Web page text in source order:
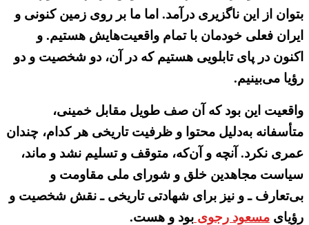
بتوان از این ناگزیری درآمد. اما ما بر روی زمین کنونی و
ایران فعلی خودمان با تمام واقعیت‌هایش هستیم. و
اکنون در پای تابلویی هستیم که در آن، دو شخصیت و دو
رؤیا می‌بینیم.
واقعیت این بود که آن صف طویل مقابل خمینی،
متأسفانه به‌دلیل محتوا و ظرفیت تاریخی هر کدام، چندان
عمری نکرد. آنچه و آن‌که، متوقف و تسلیم نشد و ماند،
سیاست مجاهدین خلق و شورای ملی مقاومت و
بی‌تعارف ـ و نیز برای شهادتی تاریخی ـ نقش شخصیت و
رؤیای مسعود رجوی بود و هست.